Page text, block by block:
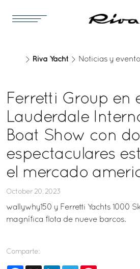
Riva Yacht Noticias y
Ferretti Group en
Lauderdale
Boat Show con
espectaculares
el mercado
October 20, 2023
wallywhy150 y Ferretti Yachts 1000
magnífica flota de nueve barcos.
Comparte: